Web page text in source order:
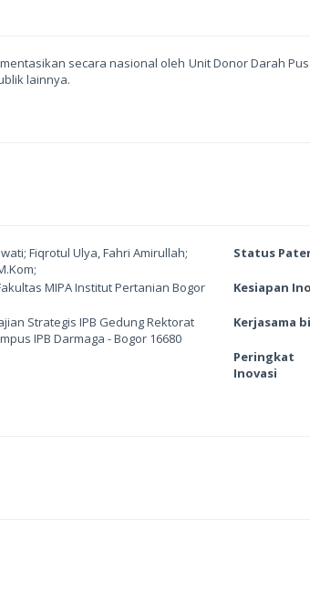
secara nasional oleh Unit Donor Darah
lainnya.
Fiqrotul Ulya, Fahri Amirullah;
MIPA Institut Pertanian Bogor
Strategis IPB Gedung Rektorat
IPB Darmaga - Bogor 16680
Status
Kesiapan
Kerjasama
Peringkat
Inovasi